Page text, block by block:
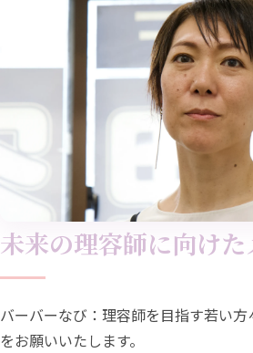
未来の理容師に向けた
バーバーなび：理容師を目指す若い
をお願いいたします。